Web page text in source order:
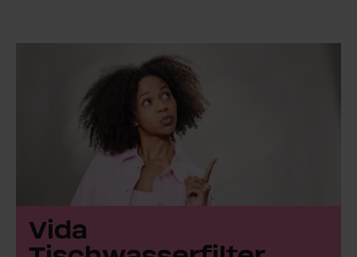
Vida